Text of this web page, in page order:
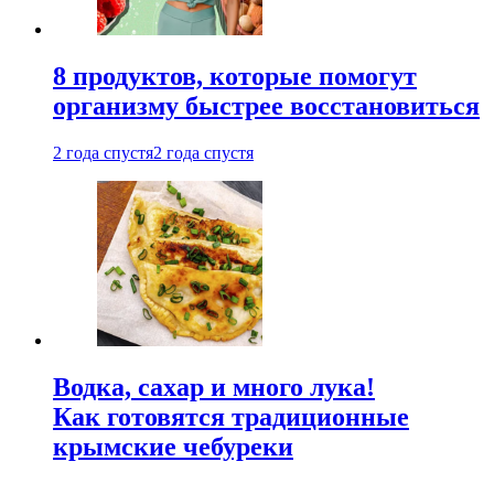
8 продуктов, которые помогут
организму быстрее восстановиться
2 года спустя2 года спустя
Водка, сахар и много лука!
Как готовятся традиционные
крымские чебуреки